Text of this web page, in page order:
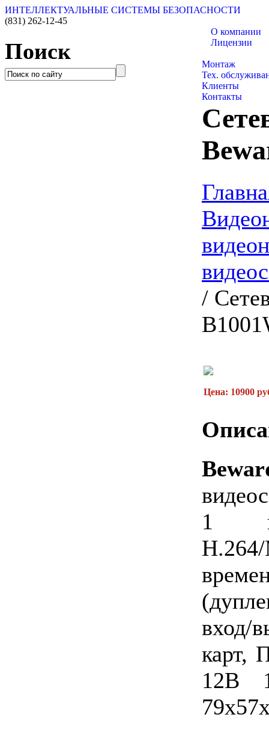
ИНТЕЛЛЕКТУАЛЬНЫЕ СИСТЕМЫ БЕЗОПАСНОСТИ
(831) 262-12-45
Поиск
О компании
Лицензии
Монтаж
Тех.
Клиенты
Контакты
/
Цена: 10900
1
вход/
карт,
12В